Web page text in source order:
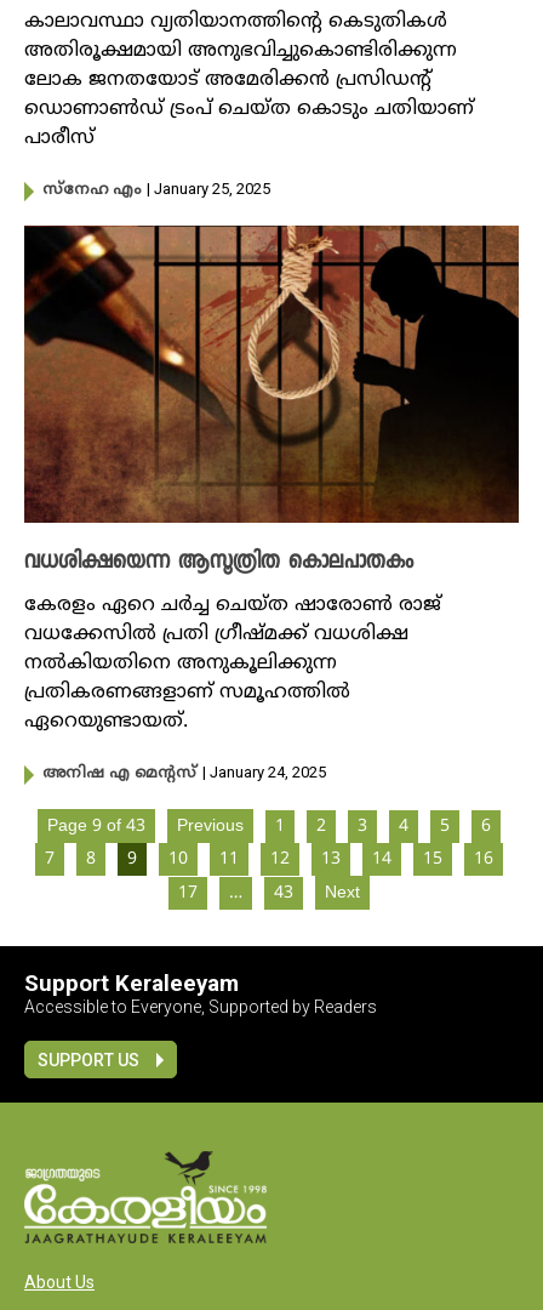
കാലാവസ്ഥാ വ്യതിയാനത്തിന്റെ കെടുതികൾ
അതിരൂക്ഷമായി അനുഭവിച്ചുകൊണ്ടിരിക്കുന്ന
ലോക ജനതയോട് അമേരിക്കൻ പ്രസിഡന്റ്
ഡൊണാൺഡ് ട്രംപ് ചെയ്ത കൊടും ചതിയാണ്
പാരീസ്
സ്നേഹ എം | January 25, 2025
വധശിക്ഷയെന്ന ആസൂത്രിത കൊലപാതകം
കേരളം ഏറെ ചർച്ച ചെയ്ത ഷാരോൺ രാജ്
വധക്കേസിൽ പ്രതി ​ഗ്രീഷ്മക്ക് വധശിക്ഷ
നൽകിയതിനെ അനുകൂലിക്കുന്ന
പ്രതികരണങ്ങളാണ് സമൂഹത്തിൽ
ഏറെയുണ്ടായത്.
അനിഷ എ മെന്റസ് | January 24, 2025
Page 9 of 43 Previous 1 2 3 4 5
6
7
8 9 10 11 12 13 14 15
16
17
… 43 Next
Support Keraleeyam
Accessible to Everyone, Supported by Readers
SUPPORT US
About Us